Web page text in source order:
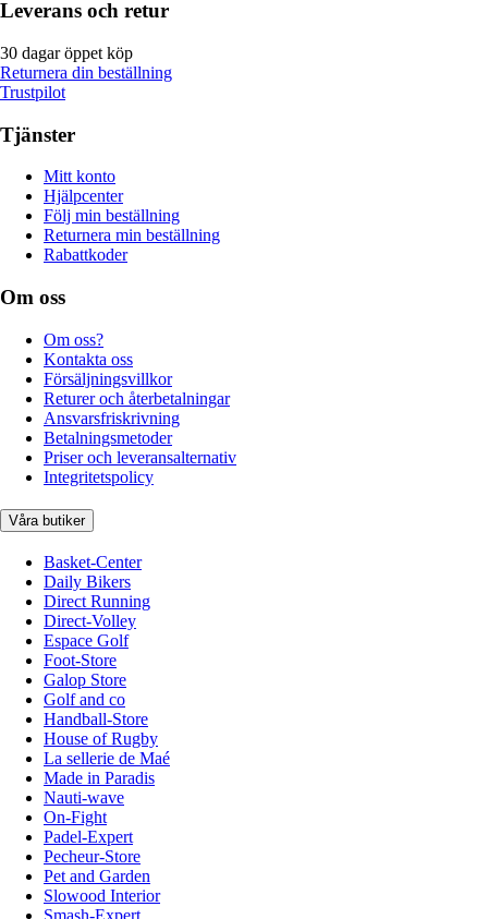
Leverans och retur
30 dagar öppet köp
Returnera din beställning
Trustpilot
Tjänster
Mitt konto
Hjälpcenter
Följ min beställning
Returnera min beställning
Rabattkoder
Om oss
Om oss?
Kontakta oss
Försäljningsvillkor
Returer och återbetalningar
Ansvarsfriskrivning
Betalningsmetoder
Priser och leveransalternativ
Integritetspolicy
Våra butiker
Basket-Center
Daily Bikers
Direct Running
Direct-Volley
Espace Golf
Foot-Store
Galop Store
Golf and co
Handball-Store
House of Rugby
La sellerie de Maé
Made in Paradis
Nauti-wave
On-Fight
Padel-Expert
Pecheur-Store
Pet and Garden
Slowood Interior